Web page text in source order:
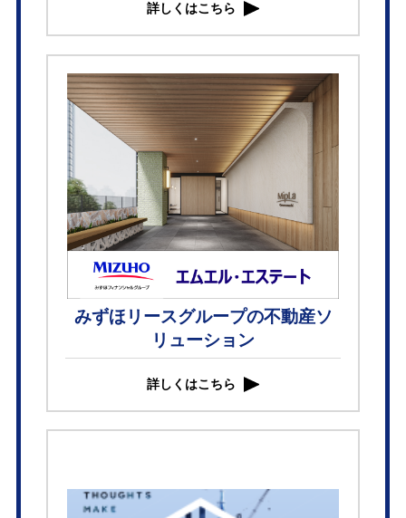
詳しくはこちら
みずほリースグループの不動産ソ
リューション
詳しくはこちら